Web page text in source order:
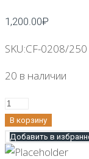
1,200.00₽
SKU:CF-0208/250
20 в наличии
Количество
Кофе
молотый
ALTERNATIVA
В корзину
Добавить в